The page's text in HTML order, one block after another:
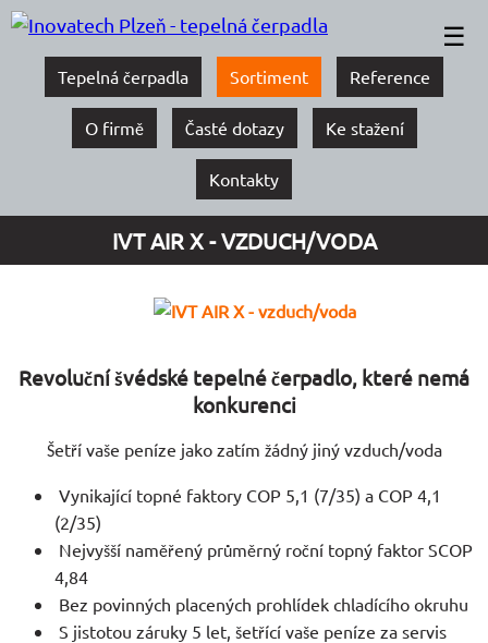
☰
Tepelná čerpadla Sortiment Reference
O firmě Časté dotazy Ke stažení
Kontakty
IVT AIR X - VZDUCH/VODA
Revoluční švédské tepelné čerpadlo, které nemá
konkurenci
Šetří vaše peníze jako zatím žádný jiný vzduch/voda
Vynikající topné faktory COP 5,1 (7/35) a COP 4,1
(2/35)
Nejvyšší naměřený průměrný roční topný faktor SCOP
4,84
Bez povinných placených prohlídek chladícího okruhu
S jistotou záruky 5 let, šetřící vaše peníze za servis